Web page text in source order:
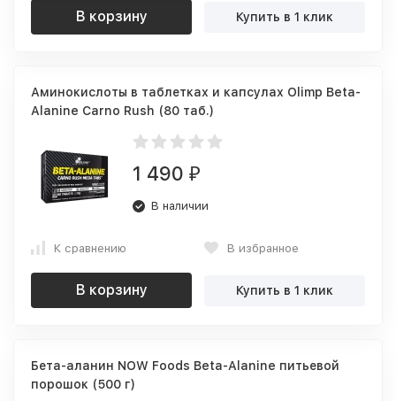
В корзину Купить в 1 клик
Аминокислоты в таблетках и капсулах Olimp Beta-
Alanine Carno Rush (80 таб.)
1 490 ₽
В наличии
К сравнению В избранное
В корзину Купить в 1 клик
Бета-аланин NOW Foods Beta-Alanine питьевой
порошок (500 г)